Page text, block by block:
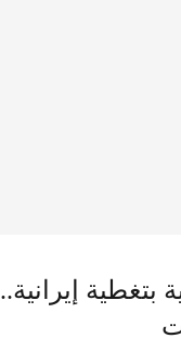
إيرانية..